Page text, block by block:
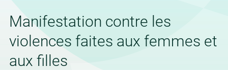
Manifestation contre les
violences faites aux femmes et
aux filles